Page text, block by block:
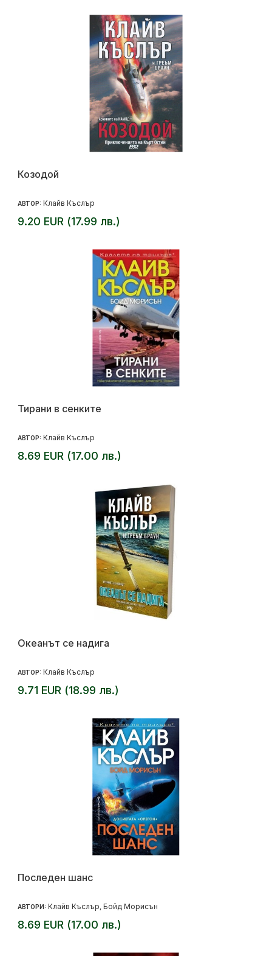
Козодой
АВТОР: Клайв Къслър
9.20 EUR (17.99 лв.)
Тирани в сенките
АВТОР: Клайв Къслър
8.69 EUR (17.00 лв.)
Океанът се надига
АВТОР: Клайв Къслър
9.71 EUR (18.99 лв.)
Последен шанс
АВТОРИ: Клайв Къслър Бойд Морисън
8.69 EUR (17.00 лв.)